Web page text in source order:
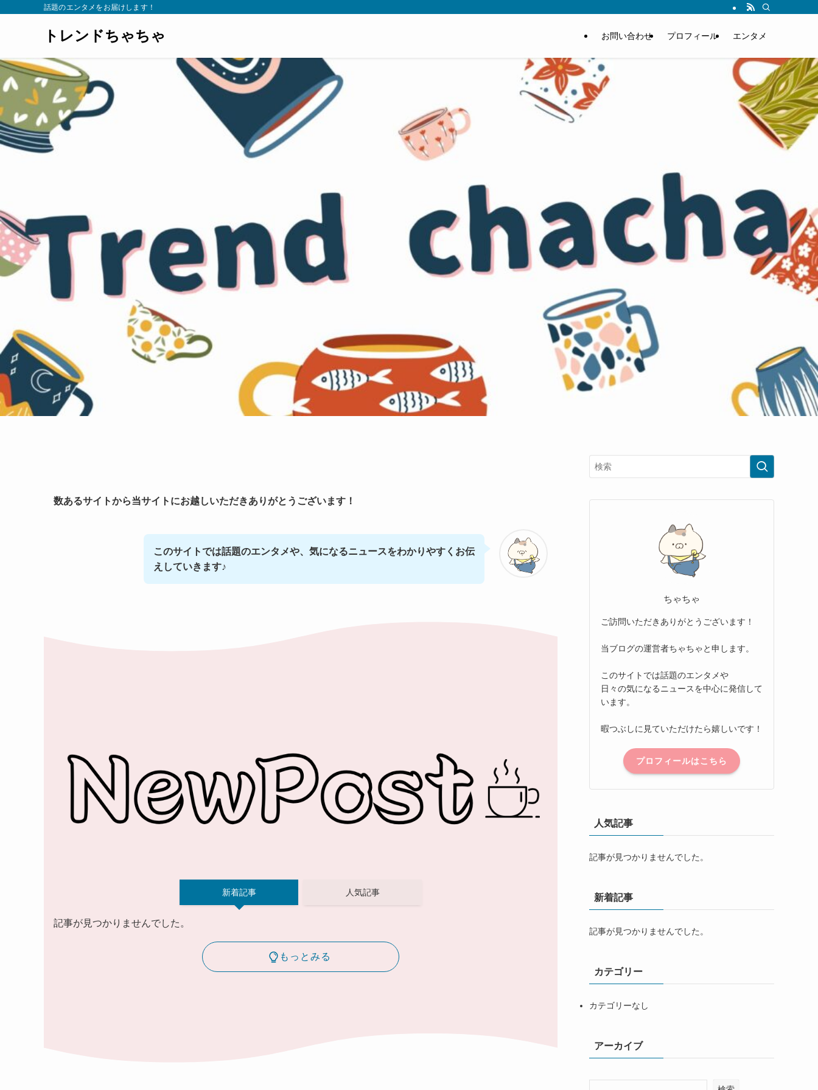
話題のエンタメをお届けします！
トレンドちゃちゃ お問い合わせ プロフィール エンタメ
数あるサイトから当サイトにお越しいただきありがとうございます！
このサイトでは話題のエンタメや、気になるニュースをわかりやすくお伝
えしていきます♪
新着記事 人気記事
記事が見つかりませんでした。
もっとみる
ちゃちゃ
ご訪問いただきありがとうございます！
当ブログの運営者ちゃちゃと申します。
このサイトでは話題のエンタメや
日々の気になるニュースを中心に発信して
います。
暇つぶしに見ていただけたら嬉しいです！
プロフィールはこちら
人気記事
記事が見つかりませんでした。
新着記事
記事が見つかりませんでした。
カテゴリー
カテゴリーなし
アーカイブ